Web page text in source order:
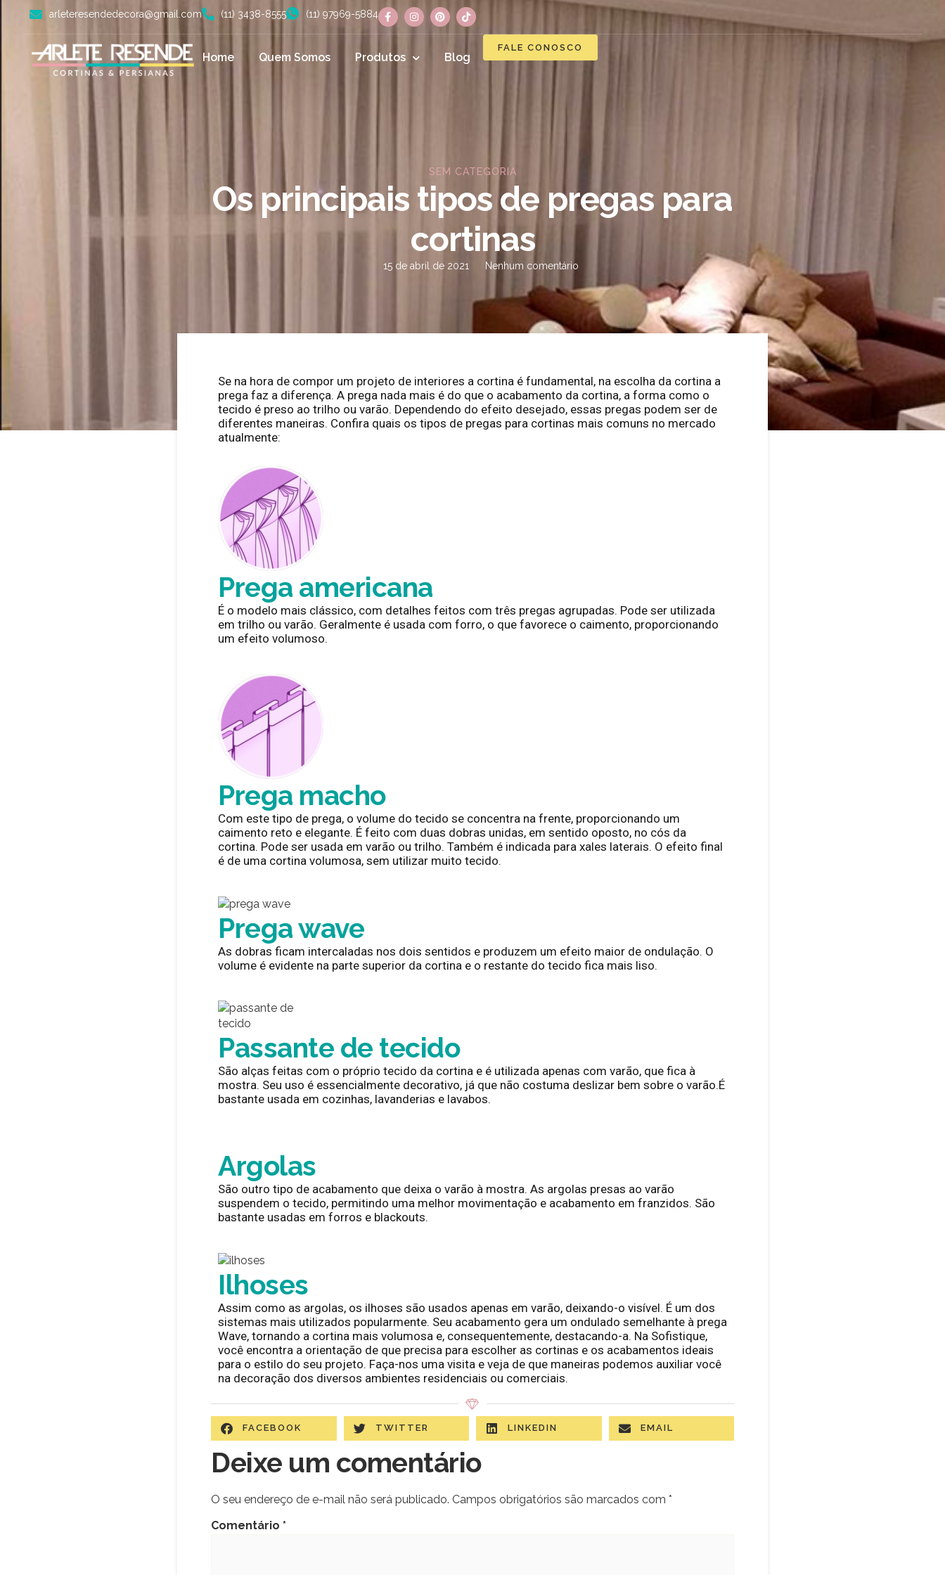
arleteresendedecora@gmail.com (11) 3438-8555 (11) 97969-5884
Home Quem Somos Produtos Blog
FALE CONOSCO
SEM CATEGORIA
Os principais tipos de pregas para
cortinas
15 de abril de 2021 Nenhum comentário
genialle abril 15, 2021
Se na hora de compor um projeto de interiores a cortina é fundamental, na escolha da cortina a
prega faz a diferença. A prega nada mais é do que o acabamento da cortina, a forma como o
tecido é preso ao trilho ou varão. Dependendo do efeito desejado, essas pregas podem ser de
diferentes maneiras. Confira quais os tipos de pregas para cortinas mais comuns no mercado
atualmente:
Prega americana
É o modelo mais clássico, com detalhes feitos com três pregas agrupadas. Pode ser utilizada
em trilho ou varão. Geralmente é usada com forro, o que favorece o caimento, proporcionando
um efeito volumoso.
Prega macho
Com este tipo de prega, o volume do tecido se concentra na frente, proporcionando um
caimento reto e elegante. É feito com duas dobras unidas, em sentido oposto, no cós da
cortina. Pode ser usada em varão ou trilho. Também é indicada para xales laterais. O efeito final
é de uma cortina volumosa, sem utilizar muito tecido.
Prega wave
As dobras ficam intercaladas nos dois sentidos e produzem um efeito maior de ondulação. O
volume é evidente na parte superior da cortina e o restante do tecido fica mais liso.
Passante de tecido
São alças feitas com o próprio tecido da cortina e é utilizada apenas com varão, que fica à
mostra. Seu uso é essencialmente decorativo, já que não costuma deslizar bem sobre o varão.É
bastante usada em cozinhas, lavanderias e lavabos.
Argolas
São outro tipo de acabamento que deixa o varão à mostra. As argolas presas ao varão
suspendem o tecido, permitindo uma melhor movimentação e acabamento em franzidos. São
bastante usadas em forros e blackouts.
Ilhoses
Assim como as argolas, os ilhoses são usados apenas em varão, deixando-o visível. É um dos
sistemas mais utilizados popularmente. Seu acabamento gera um ondulado semelhante à prega
Wave, tornando a cortina mais volumosa e, consequentemente, destacando-a. Na Sofistique,
você encontra a orientação de que precisa para escolher as cortinas e os acabamentos ideais
para o estilo do seu projeto. Faça-nos uma visita e veja de que maneiras podemos auxiliar você
na decoração dos diversos ambientes residenciais ou comerciais.
FACEBOOK TWITTER LINKEDIN EMAIL
Deixe um comentário
O seu endereço de e-mail não será publicado. Campos obrigatórios são marcados com *
Comentário *